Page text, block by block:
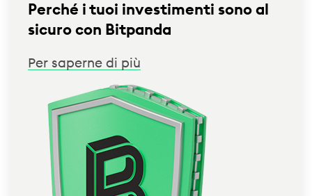
Perché i tuoi investimenti sono al
sicuro con Bitpanda
Per saperne di più